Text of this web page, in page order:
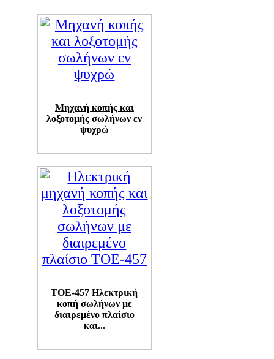
Μηχανή κοπής και
λοξοτομής σωλήνων εν
ψυχρώ
TOE-457 Ηλεκτρική
κοπή σωλήνων με
διαιρεμένο πλαίσιο
και...